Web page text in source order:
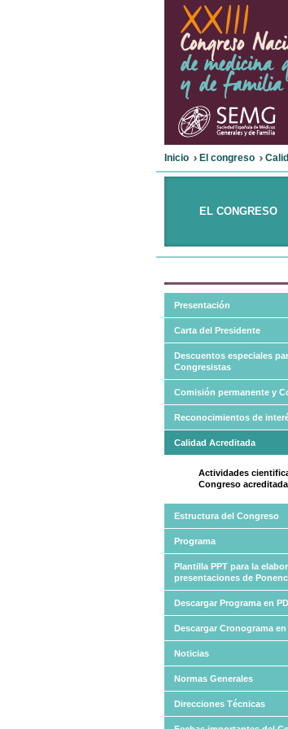
Inicio El congreso
EL CONGRESO
Presentación
Carta del Presidente
Descuentos especiales
Congresistas
Comisión permanente y
Reconocimientos de
Calidad Acreditada
Actividades
Congreso
Estructura del Congreso
Programa
Plantilla PPT para la
presentaciones de
Descargar Programa en
Descargar Cronograma en
Noticias
Normas Generales
Direcciones Técnicas